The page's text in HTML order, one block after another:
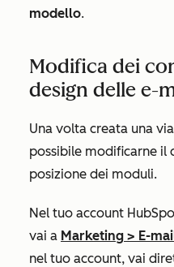
modello.
Modifica dei
design delle e-
Una volta creata una
possibile modificarne il
posizione dei moduli.
Nel tuo account
vai a Marketing > E-
nel tuo account, vai